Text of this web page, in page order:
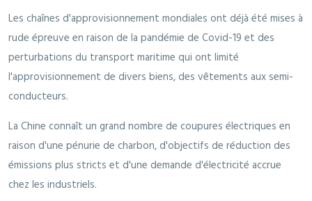
Les chaînes d'approvisionnement mondiales ont déjà été mises à
rude épreuve en raison de la pandémie de Covid-19 et des
perturbations du transport maritime qui ont limité
l'approvisionnement de divers biens, des vêtements aux semi-
conducteurs.
La Chine connaît un grand nombre de coupures électriques en
raison d'une pénurie de charbon, d'objectifs de réduction des
émissions plus stricts et d'une demande d'électricité accrue
chez les industriels.